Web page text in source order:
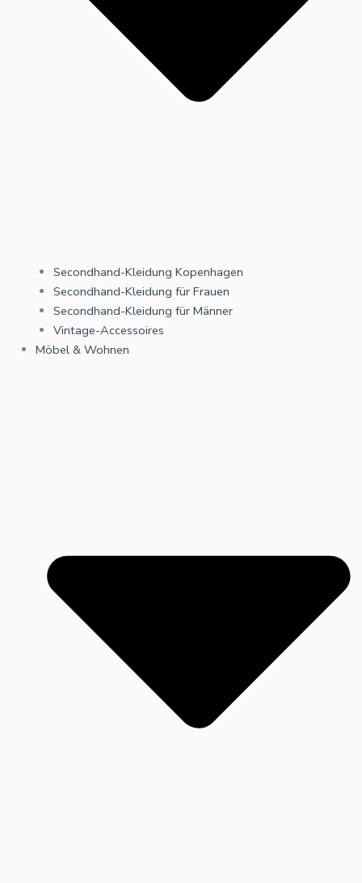
Secondhand-Kleidung Kopenhagen
Secondhand-Kleidung für Frauen
Secondhand-Kleidung für Männer
Vintage-Accessoires
Möbel & Wohnen